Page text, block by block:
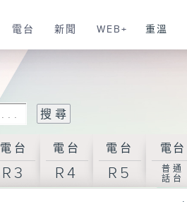
電台 新聞 WEB+ 重溫
電台
R3
電台
R4
電台
R5
電台
普通
話台